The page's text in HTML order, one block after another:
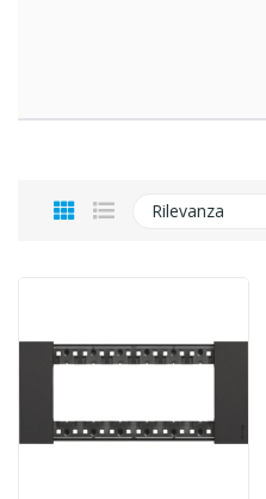
Rilevanza